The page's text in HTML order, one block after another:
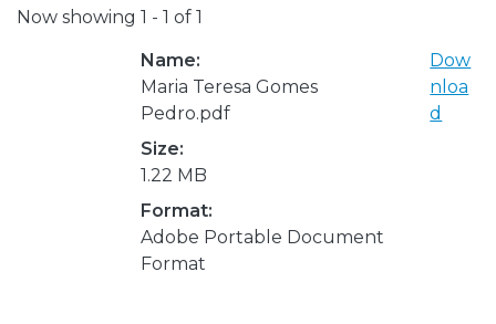
Now showing 1 - 1 of 1
Name:
Maria Teresa Gomes
Pedro.pdf
Size:
1.22 MB
Format:
Adobe Portable Document
Format
Dow
nloa
d